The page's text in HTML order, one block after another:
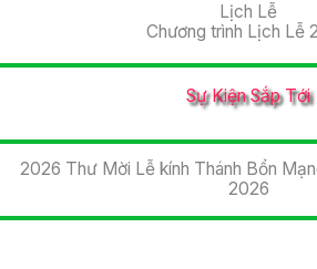
Lịch Lễ
Chương trình Lịch Lễ
Sự Kiện Sắp Tới
2026 Thư Mời Lễ kính Thánh Bổn
2026